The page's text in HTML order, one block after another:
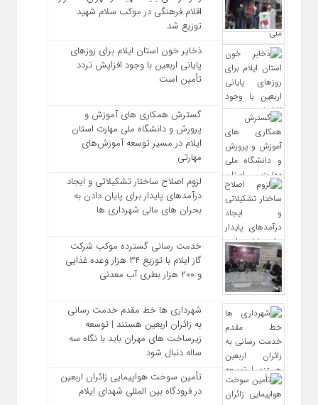
اقلام فرهنگی در موکب سلام شهید
توزیع شد
ذخایر خون استان ایلام برای روزهای
پایانی اربعین با وجود افزایش تردد
تأمین است
گسترش همکاری‌ های آموزش و
پرورش و دانشگاه ملی مهارت استان
ایلام در مسیر توسعه آموزش‌های
مهارتی
لزوم اصلاح ساختار تشکیلاتی و ایجاد
درآمدهای پایدار برای پایان دادن به
بحران‌ های مالی شهرداری‌ ها
خدمت رسانی گسترده موکب شرکت
گاز ایلام با توزیع ۳۴ هزار وعده غذایی
و ۲۰۰ هزار بطری آب معدنی
شهرداری‌ ها خط مقدم خدمت ‌رسانی
به زائران اربعین هستند | توسعه
زیرساخت ‌های مهران باید با نگاه سه‌
ساله دنبال شود
تأمین سوخت هواپیمایی زائران اربعین
در فرودگاه بین المللی شهدای ایلام